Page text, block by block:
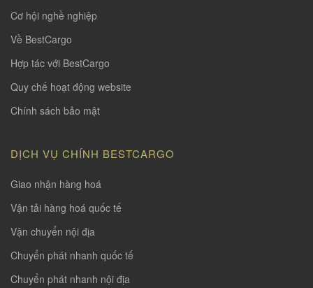
Cơ hội nghề nghiệp
Về BestCargo
Hợp tác với BestCargo
Quy chế hoạt động website
Chính sách bảo mật
DỊCH VỤ CHÍNH BESTCARGO
Giao nhận hàng hoá
Vận tải hàng hoá quốc tế
Vận chuyển nội địa
Chuyển phát nhanh quốc tế
Chuyển phát nhanh nội địa